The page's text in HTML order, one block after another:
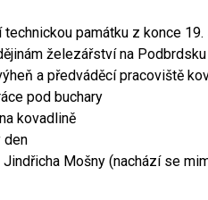
technickou památku z konce
železářství na
a předváděcí pracoviště
pod buchary
kovadlině
den
Mošny (nachází se